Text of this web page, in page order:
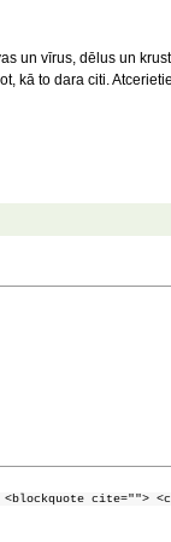
un vīrus, dēlus un
kā to dara citi.
cite="">